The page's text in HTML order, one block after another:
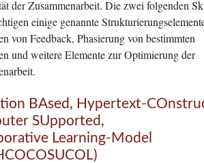
der Zusammenarbeit. Die zwei folgenden
einige genannte
von Feedback, Phasierung von bestimmten
und weitere Elemente zur Optimierung der
BAsed, Hypertext-
SUpported,
Learning-Model